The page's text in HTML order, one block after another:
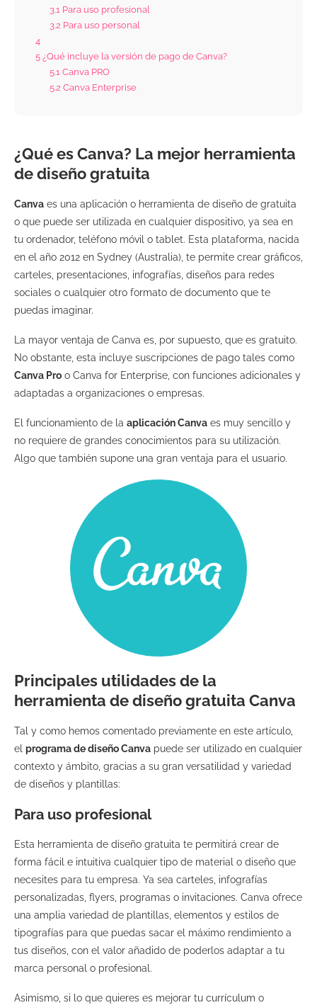
3.1 Para uso profesional
3.2 Para uso personal
4
5 ¿Qué incluye la versión de pago de Canva?
5.1 Canva PRO
5.2 Canva Enterprise
¿Qué es Canva? La mejor herramienta
de diseño gratuita
Canva es una aplicación o herramienta de diseño de gratuita
o que puede ser utilizada en cualquier dispositivo, ya sea en
tu ordenador, teléfono móvil o tablet. Esta plataforma, nacida
en el año 2012 en Sydney (Australia), te permite crear gráficos,
carteles, presentaciones, infografías, diseños para redes
sociales o cualquier otro formato de documento que te
puedas imaginar.
La mayor ventaja de Canva es, por supuesto, que es gratuito.
No obstante, esta incluye suscripciones de pago tales como
Canva Pro o Canva for Enterprise, con funciones adicionales y
adaptadas a organizaciones o empresas.
El funcionamiento de la aplicación Canva es muy sencillo y
no requiere de grandes conocimientos para su utilización.
Algo que también supone una gran ventaja para el usuario.
Principales utilidades de la
herramienta de diseño gratuita Canva
Tal y como hemos comentado previamente en este artículo,
el programa de diseño Canva puede ser utilizado en cualquier
contexto y ámbito, gracias a su gran versatilidad y variedad
de diseños y plantillas:
Para uso profesional
Esta herramienta de diseño gratuita te permitirá crear de
forma fácil e intuitiva cualquier tipo de material o diseño que
necesites para tu empresa. Ya sea carteles, infografías
personalizadas, flyers, programas o invitaciones. Canva ofrece
una amplia variedad de plantillas, elementos y estilos de
tipografías para que puedas sacar el máximo rendimiento a
tus diseños, con el valor añadido de poderlos adaptar a tu
marca personal o profesional.
Asimismo, si lo que quieres es mejorar tu currículum o